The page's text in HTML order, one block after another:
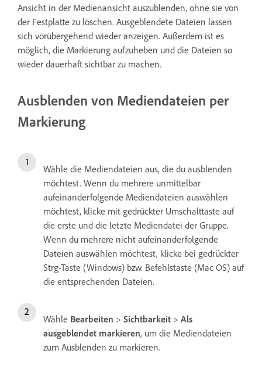
Ansicht in der Medienansicht auszublenden, ohne sie von
der Festplatte zu löschen. Ausgeblendete Dateien lassen
sich vorübergehend wieder anzeigen. Außerdem ist es
möglich, die Markierung aufzuheben und die Dateien so
wieder dauerhaft sichtbar zu machen.
Ausblenden von Mediendateien per
Markierung
Wähle die Mediendateien aus, die du ausblenden
möchtest. Wenn du mehrere unmittelbar
aufeinanderfolgende Mediendateien auswählen
möchtest, klicke mit gedrückter Umschalttaste auf
die erste und die letzte Mediendatei der Gruppe.
Wenn du mehrere nicht aufeinanderfolgende
Dateien auswählen möchtest, klicke bei gedrückter
Strg-Taste (Windows) bzw. Befehlstaste (Mac OS) auf
die entsprechenden Dateien.
Wähle Bearbeiten > Sichtbarkeit > Als
ausgeblendet markieren, um die Mediendateien
zum Ausblenden zu markieren.